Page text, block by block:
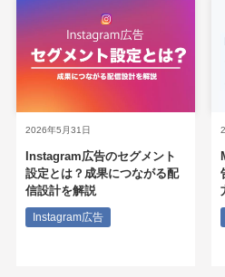
Instagram広告のセグメント
設定とは？成果につながる配
信設計を解説
2026年5月31日
Instagram広告